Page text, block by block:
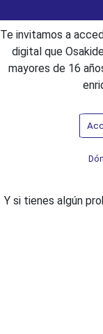
Te invitamos a
digital que
mayores de 16
Y si tienes algún